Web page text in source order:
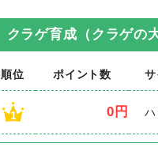
クラゲ育成（クラゲの
順位 ポイント数